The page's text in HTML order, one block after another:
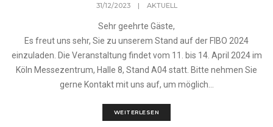
31/12/2023 | AKTUELL
Sehr geehrte Gäste,
Es freut uns sehr, Sie zu unserem Stand auf der FIBO 2024
einzuladen. Die Veranstaltung findet vom 11. bis 14. April 2024 im
Köln Messezentrum, Halle 8, Stand A04 statt. Bitte nehmen Sie
gerne Kontakt mit uns auf, um möglich...
WEITERLESEN